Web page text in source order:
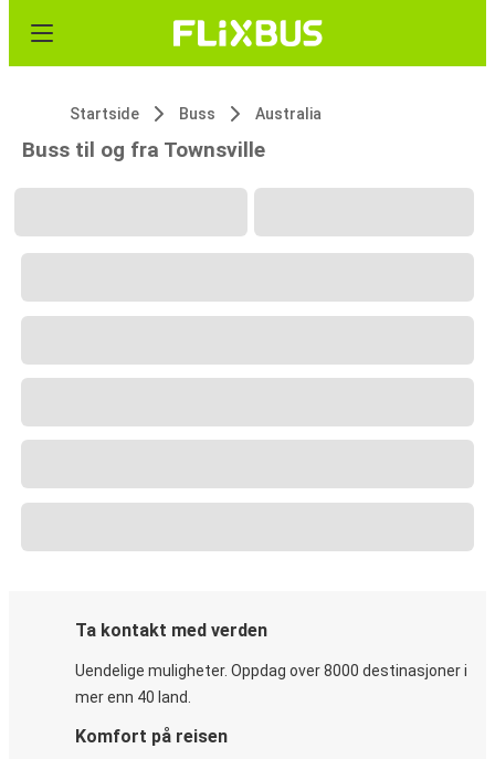
Startside Buss Australia
Buss til og fra Townsville
Ta kontakt med verden
Uendelige muligheter. Oppdag over 8000 destinasjoner i
mer enn 40 land.
Komfort på reisen